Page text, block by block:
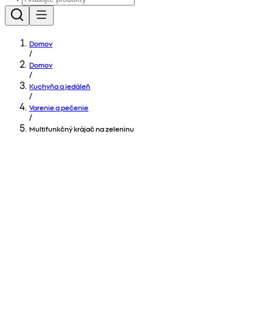
Domov
/
Domov
/
Kuchyňa a jedáleň
/
Varenie a pečenie
/
Multifunkčný krájač na zeleninu